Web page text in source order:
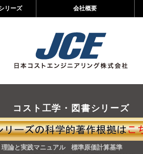
リーズ 会社概要
コスト工学・図書シリーズ
理論と実践マニュアル 標準原価計算基準